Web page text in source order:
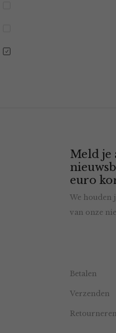
Meld je
euro
We houden
van onze
Betalen
Verzenden